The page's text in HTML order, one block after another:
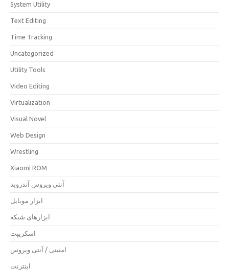
System Utility
Text Editing
Time Tracking
Uncategorized
Utility Tools
Video Editing
Virtualization
Visual Novel
Web Design
Wrestling
Xiaomi ROM
آنتی ویروس آندروید
ابزار موبایل
ابزارهای شبکه
اسکریپت
امنیتی / آنتی ویروس
اینترنت